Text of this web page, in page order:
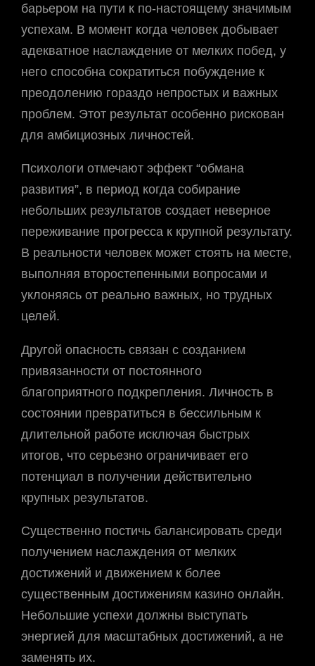
барьером на пути к по-настоящему значимым
успехам. В момент когда человек добывает
адекватное наслаждение от мелких побед, у
него способна сократиться побуждение к
преодолению гораздо непростых и важных
проблем. Этот результат особенно рискован
для амбициозных личностей.
Психологи отмечают эффект “обмана
развития”, в период когда собирание
небольших результатов создает неверное
переживание прогресса к крупной результату.
В реальности человек может стоять на месте,
выполняя второстепенными вопросами и
уклоняясь от реально важных, но трудных
целей.
Другой опасность связан с созданием
привязанности от постоянного
благоприятного подкрепления. Личность в
состоянии превратиться в бессильным к
длительной работе исключая быстрых
итогов, что серьезно ограничивает его
потенциал в получении действительно
крупных результатов.
Существенно постичь балансировать среди
получением наслаждения от мелких
достижений и движением к более
существенным достижениям казино онлайн.
Небольшие успехи должны выступать
энергией для масштабных достижений, а не
заменять их.